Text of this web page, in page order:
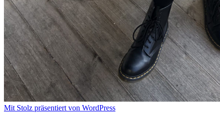
Mit Stolz präsentiert von WordPress